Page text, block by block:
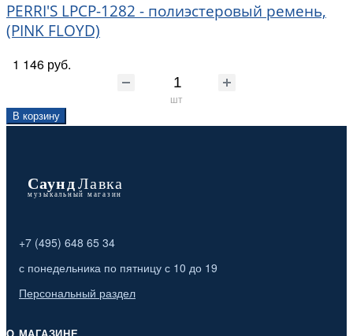
PERRI'S LPCP-1282 - полиэстеровый ремень,
(PINK FLOYD)
1 146 руб.
шт
В корзину
+7 (495) 648 65 34
с понедельника по пятницу с 10 до 19
Персональный раздел
О МАГАЗИНЕ